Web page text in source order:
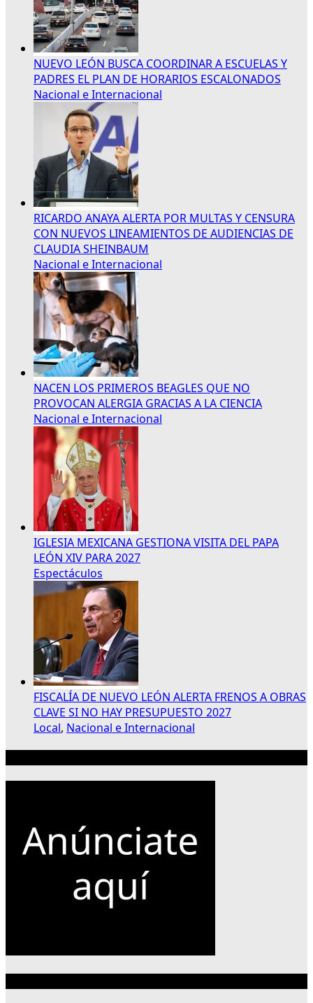
NUEVO LEÓN BUSCA COORDINAR A ESCUELAS Y
PADRES EL PLAN DE HORARIOS ESCALONADOS
Nacional e Internacional
RICARDO ANAYA ALERTA POR MULTAS Y CENSURA
CON NUEVOS LINEAMIENTOS DE AUDIENCIAS DE
CLAUDIA SHEINBAUM
Nacional e Internacional
NACEN LOS PRIMEROS BEAGLES QUE NO
PROVOCAN ALERGIA GRACIAS A LA CIENCIA
Nacional e Internacional
IGLESIA MEXICANA GESTIONA VISITA DEL PAPA
LEÓN XIV PARA 2027
Espectáculos
FISCALÍA DE NUEVO LEÓN ALERTA FRENOS A OBRAS
CLAVE SI NO HAY PRESUPUESTO 2027
Local, Nacional e Internacional